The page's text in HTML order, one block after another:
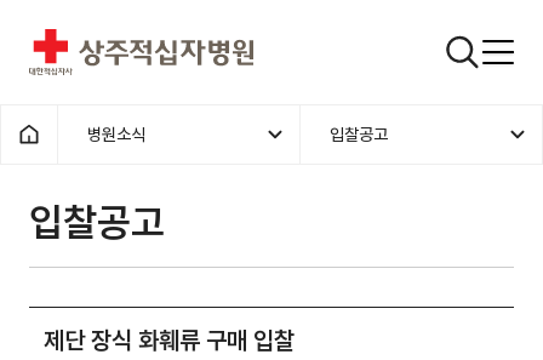
상주적십자병원 검색창
홈으로
병원소식 입찰공고
입찰공고
제단 장식 화훼류 구매 입찰